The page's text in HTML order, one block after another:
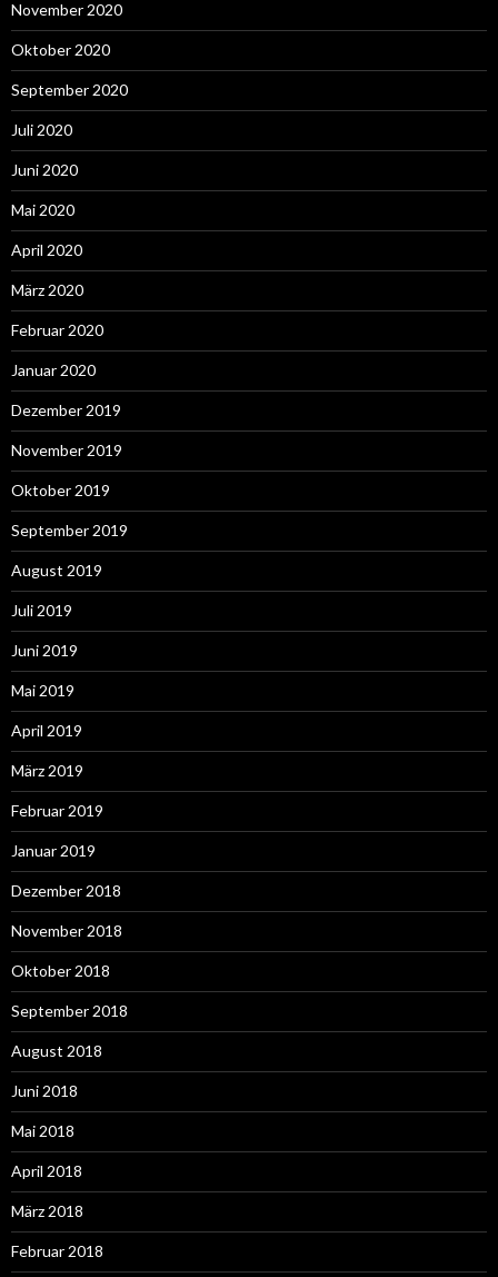
November 2020
Oktober 2020
September 2020
Juli 2020
Juni 2020
Mai 2020
April 2020
März 2020
Februar 2020
Januar 2020
Dezember 2019
November 2019
Oktober 2019
September 2019
August 2019
Juli 2019
Juni 2019
Mai 2019
April 2019
März 2019
Februar 2019
Januar 2019
Dezember 2018
November 2018
Oktober 2018
September 2018
August 2018
Juni 2018
Mai 2018
April 2018
März 2018
Februar 2018